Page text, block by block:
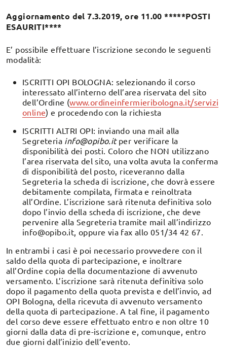
Aggiornamento del 7.3.2019, ore 11.00 *****POSTI
ESAURITI****
E’ possibile effettuare l’iscrizione secondo le seguenti
modalità:
ISCRITTI OPI BOLOGNA: selezionando il corso
interessato all’interno dell’area riservata del sito
dell’Ordine (www.ordineinfermieribologna.it/servizi
online) e procedendo con la richiesta
ISCRITTI ALTRI OPI: inviando una mail alla
Segreteria info@opibo.itper verificare la
disponibilità dei posti. Coloro che NON utilizzano
l’area riservata del sito, una volta avuta la conferma
di disponibilità del posto, riceveranno dalla
Segreteria la scheda di iscrizione, che dovrà essere
debitamente compilata, firmata e reinoltrata
all’Ordine. L’iscrizione sarà ritenuta definitiva solo
dopo l’invio della scheda di iscrizione, che deve
pervenire alla Segreteria tramite mail all’indirizzo
info@opibo.it, oppure via fax allo 051/34 42 67.
In entrambi i casi è poi necessario provvedere con il
saldo della quota di partecipazione, e inoltrare
all’Ordine copia della documentazione di avvenuto
versamento. L’iscrizione sarà ritenuta definitiva solo
dopo il pagamento della quota prevista e dell’invio, ad
OPI Bologna, della ricevuta di avvenuto versamento
della quota di partecipazione. A tal fine, il pagamento
del corso deve essere effettuato entro e non oltre 10
giorni dalla data di pre-iscrizione e, comunque, entro
due giorni dall’inizio dell’evento.